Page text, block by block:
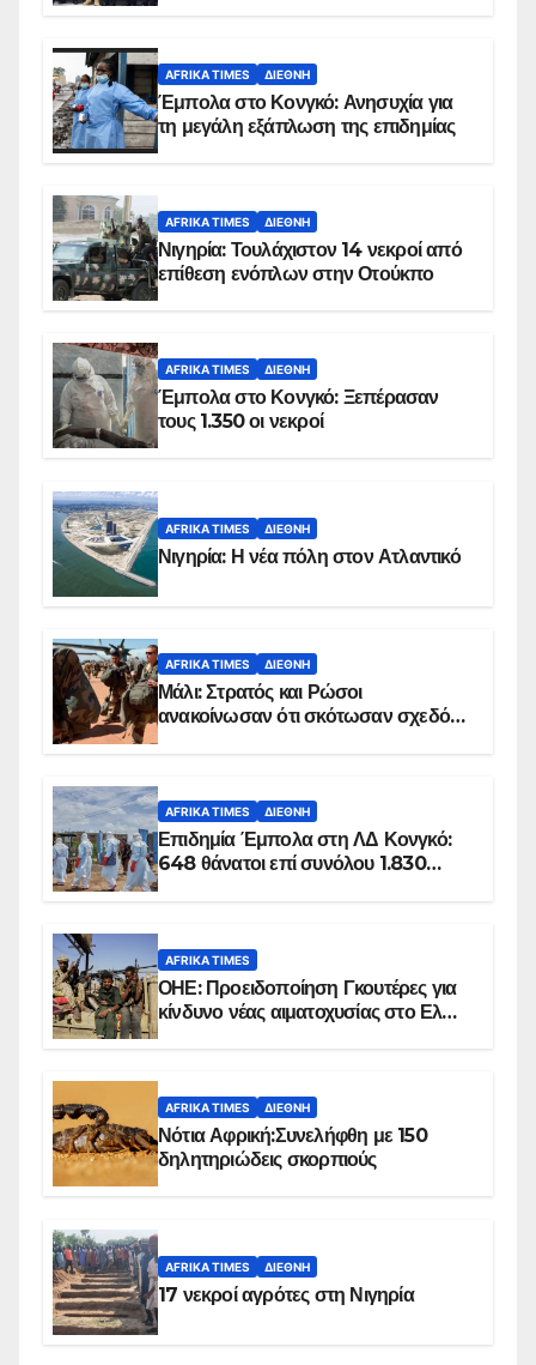
AFRIKA TIMES ΔΙΕΘΝΉ
Έμπολα στο Κονγκό: Ανησυχία για
τη μεγάλη εξάπλωση της επιδημίας
AFRIKA TIMES ΔΙΕΘΝΉ
Νιγηρία: Τουλάχιστον 14 νεκροί από
επίθεση ενόπλων στην Οτούκπο
AFRIKA TIMES ΔΙΕΘΝΉ
Έμπολα στο Κονγκό: Ξεπέρασαν
τους 1.350 οι νεκροί
AFRIKA TIMES ΔΙΕΘΝΉ
Νιγηρία: Η νέα πόλη στον Ατλαντικό
AFRIKA TIMES ΔΙΕΘΝΉ
Μάλι: Στρατός και Ρώσοι
ανακοίνωσαν ότι σκότωσαν σχεδόν
AFRIKA TIMES ΔΙΕΘΝΉ
Επιδημία Έμπολα στη ΛΔ Κονγκό:
648 θάνατοι επί συνόλου 1.830
AFRIKA TIMES
ΟΗΕ: Προειδοποίηση Γκουτέρες για
κίνδυνο νέας αιματοχυσίας στο Ελ
AFRIKA TIMES ΔΙΕΘΝΉ
Νότια Αφρική:Συνελήφθη με 150
δηλητηριώδεις σκορπιούς
AFRIKA TIMES ΔΙΕΘΝΉ
17 νεκροί αγρότες στη Νιγηρία